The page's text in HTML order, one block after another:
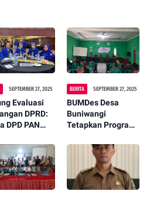
SEPTEMBER 27, 2025
Evaluasi
DPRD:
DPD PAN
Wajib
Ketum
BERITA SEPTEMBER 27, 2025
‎BUMDes Desa
Buniwangi
Tetapkan Program
Fokus pada
Distributor Telur
Ayam